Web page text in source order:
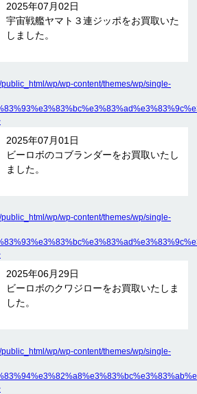
2025年07月02日
宇宙戦艦ヤマト３連ジッポをお買取いた
しました。
wp/wp-content/themes/wp/single-
2025年07月01日
ビーロボのコブランダーをお買取いたし
ました。
wp/wp-content/themes/wp/single-
2025年06月29日
ビーロボのクワジローをお買取いたしま
した。
wp/wp-content/themes/wp/single-